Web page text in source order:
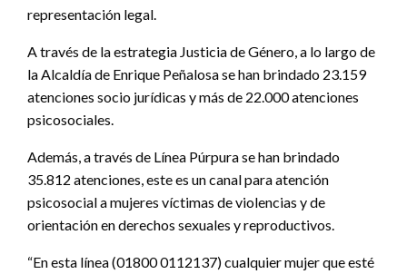
representación legal.
A través de la estrategia Justicia de Género, a lo largo de
la Alcaldía de Enrique Peñalosa se han brindado 23.159
atenciones socio jurídicas y más de 22.000 atenciones
psicosociales.
Además, a través de Línea Púrpura se han brindado
35.812 atenciones, este es un canal para atención
psicosocial a mujeres víctimas de violencias y de
orientación en derechos sexuales y reproductivos.
“En esta línea (01800 0112137) cualquier mujer que esté